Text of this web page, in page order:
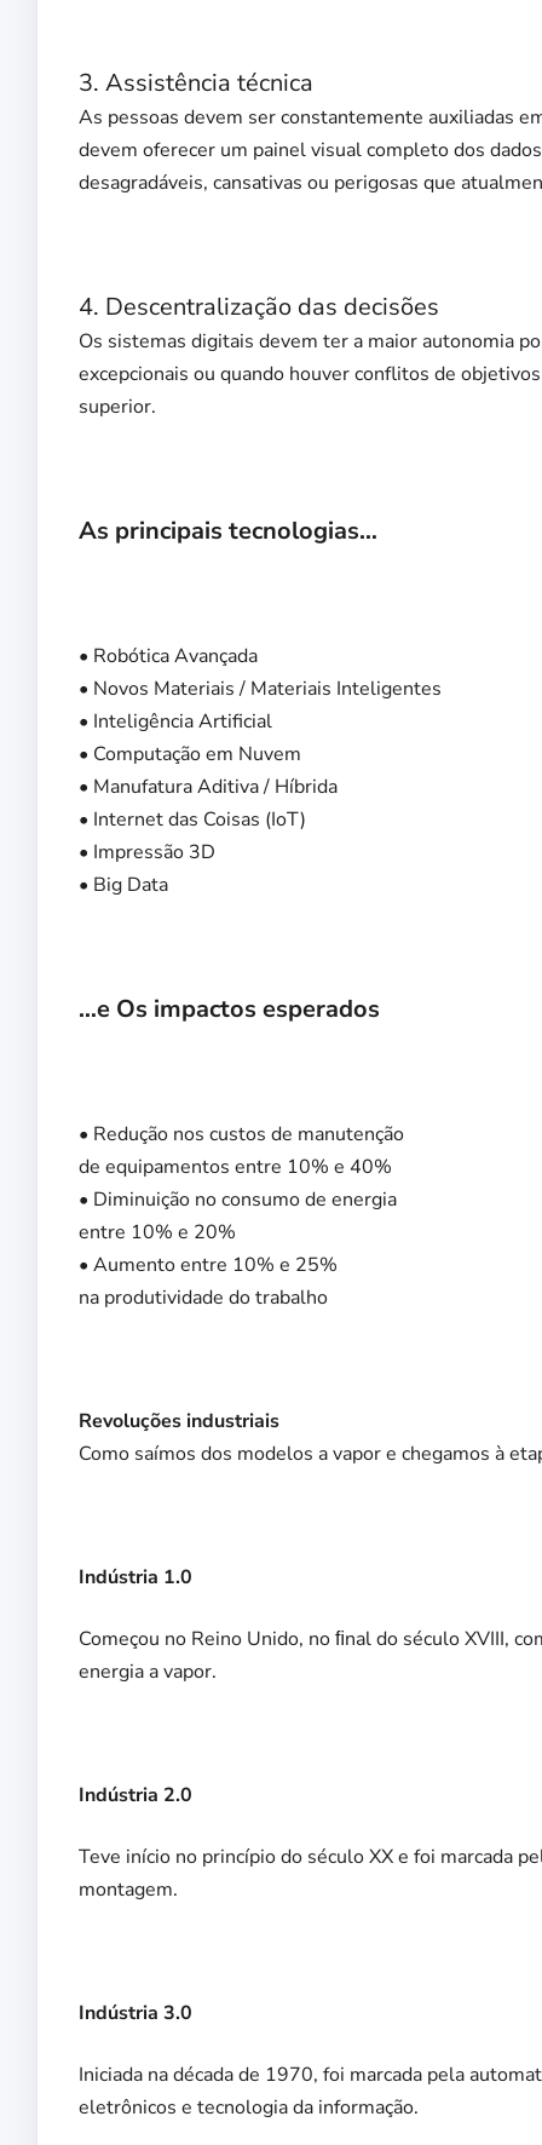
3. Assistência técnica
As pessoas devem ser constantemente auxiliadas
devem oferecer um painel visual completo dos
desagradáveis, cansativas ou perigosas que
4. Descentralização das decisões
Os sistemas digitais devem ter a maior autonomia
excepcionais ou quando houver conflitos de
superior.
As principais tecnologias…
• Robótica Avançada
• Novos Materiais / Materiais Inteligentes
• Inteligência Artificial
• Computação em Nuvem
• Manufatura Aditiva / Híbrida
• Internet das Coisas (IoT)
• Impressão 3D
• Big Data
…e Os impactos esperados
• Redução nos custos de manutenção
de equipamentos entre 10% e 40%
• Diminuição no consumo de energia
entre 10% e 20%
• Aumento entre 10% e 25%
na produtividade do trabalho
Revoluções industriais
Como saímos dos modelos a vapor e chegamos à
Indústria 1.0
Começou no Reino Unido, no ﬁnal do século XVIII,
energia a vapor.
Indústria 2.0
Teve início no princípio do século XX e foi marcada
montagem.
Indústria 3.0
Iniciada na década de 1970, foi marcada pela
eletrônicos e tecnologia da informação.